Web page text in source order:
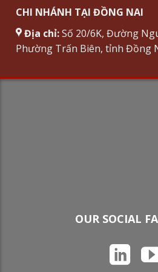
CHI NHÁNH TẠI ĐỒNG NAI
Địa chỉ:Số 20/6K, Đường
Phường Trấn Biên, tỉnh Đồng
OUR SOCIAL